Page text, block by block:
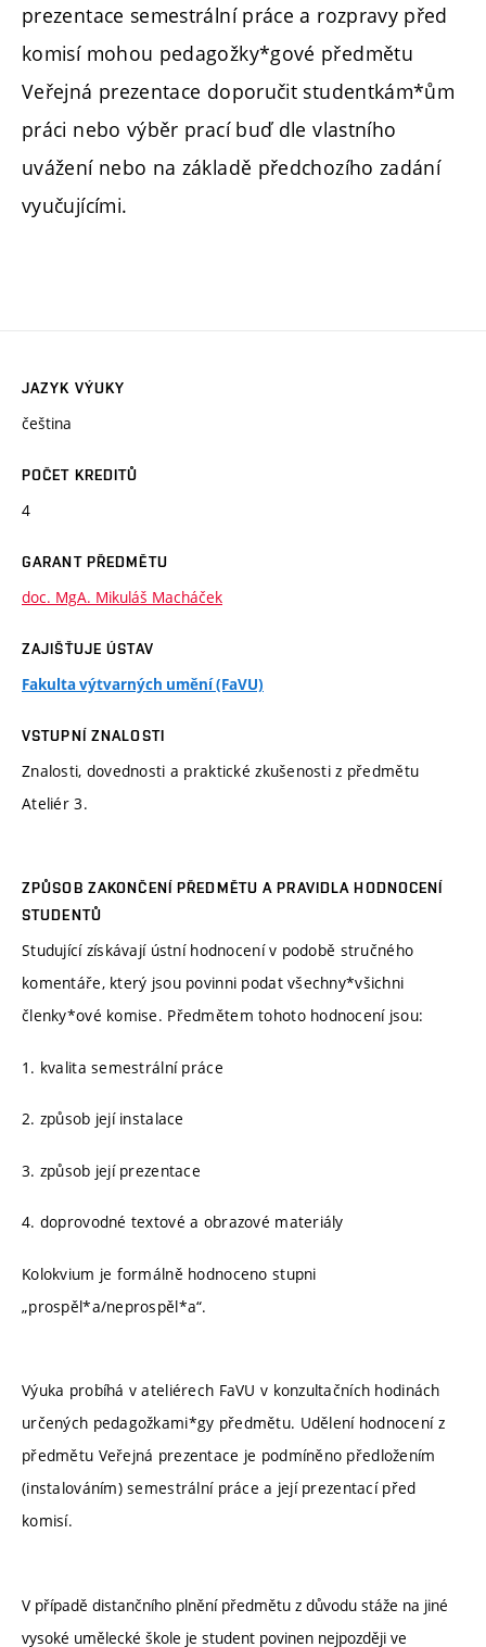
prezentace semestrální práce a rozpravy před
komisí mohou pedagožky*gové předmětu
Veřejná prezentace doporučit studentkám*ům
práci nebo výběr prací buď dle vlastního
uvážení nebo na základě předchozího zadání
vyučujícími.
JAZYK VÝUKY
čeština
POČET KREDITŮ
4
GARANT PŘEDMĚTU
doc. MgA. Mikuláš Macháček
ZAJIŠŤUJE ÚSTAV
Fakulta výtvarných umění (FaVU)
VSTUPNÍ ZNALOSTI
Znalosti, dovednosti a praktické zkušenosti z předmětu
Ateliér 3.
ZPŮSOB ZAKONČENÍ PŘEDMĚTU A PRAVIDLA HODNOCENÍ
STUDENTŮ
Studující získávají ústní hodnocení v podobě stručného
komentáře, který jsou povinni podat všechny*všichni
členky*ové komise. Předmětem tohoto hodnocení jsou:
1. kvalita semestrální práce
2. způsob její instalace
3. způsob její prezentace
4. doprovodné textové a obrazové materiály
Kolokvium je formálně hodnoceno stupni
„prospěl*a/neprospěl*a“.
Výuka probíhá v ateliérech FaVU v konzultačních hodinách
určených pedagožkami*gy předmětu. Udělení hodnocení z
předmětu Veřejná prezentace je podmíněno předložením
(instalováním) semestrální práce a její prezentací před
komisí.
V případě distančního plnění předmětu z důvodu stáže na jiné
vysoké umělecké škole je student povinen nejpozději ve